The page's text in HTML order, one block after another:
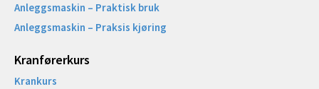
Anleggsmaskin – Praktisk bruk
Anleggsmaskin – Praksis kjøring
Kranførerkurs
Krankurs